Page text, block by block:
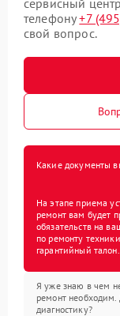
телефону+7
свой вопрос.
Какие документы
На этапе приема
ремонт вам будет
обязательств на
по ремонту
гарантийный талон.
Я уже знаю в чем
ремонт необходим.
диагностику?